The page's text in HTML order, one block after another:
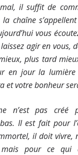
jour
il suffit de
chaîne
vous
agir en vous,
plus tard
en jour la lumière
et votre bonheur
n’est pas créé
Il est fait pour
il doit vivre,
pour ce qui